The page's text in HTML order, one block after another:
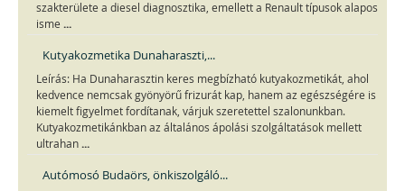
szakterülete a diesel diagnosztika, emellett a Renault típusok alapos
isme ...
Kutyakozmetika Dunaharaszti,...
Leírás: Ha Dunaharasztin keres megbízható kutyakozmetikát, ahol
kedvence nemcsak gyönyörű frizurát kap, hanem az egészségére is
kiemelt figyelmet fordítanak, várjuk szeretettel szalonunkban.
Kutyakozmetikánkban az általános ápolási szolgáltatások mellett
ultrahan ...
Autómosó Budaörs, önkiszolgáló...